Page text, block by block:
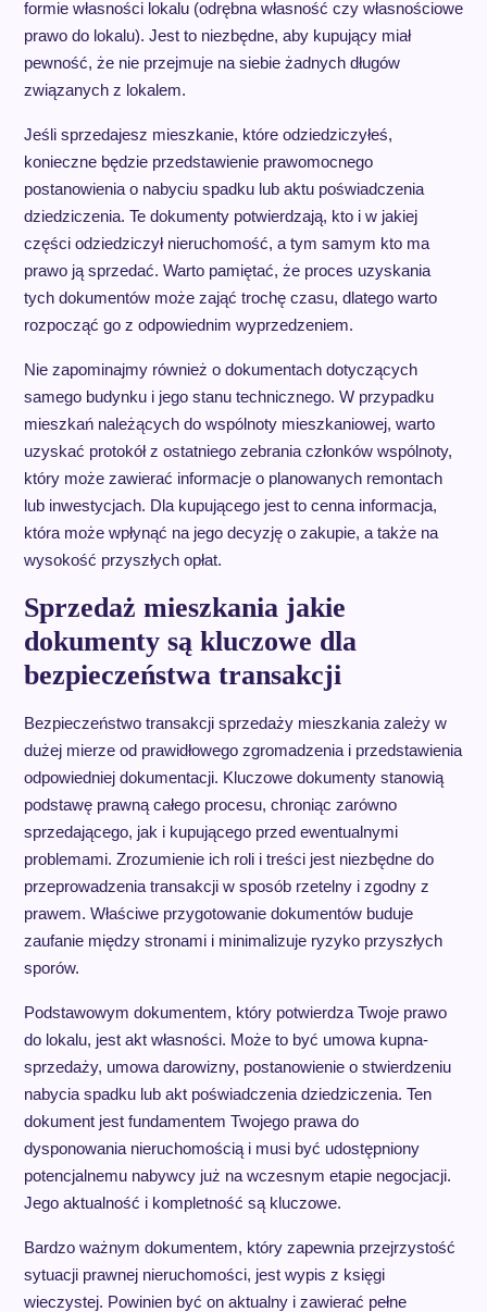
formie własności lokalu (odrębna własność czy własnościowe
prawo do lokalu). Jest to niezbędne, aby kupujący miał
pewność, że nie przejmuje na siebie żadnych długów
związanych z lokalem.
Jeśli sprzedajesz mieszkanie, które odziedziczyłeś,
konieczne będzie przedstawienie prawomocnego
postanowienia o nabyciu spadku lub aktu poświadczenia
dziedziczenia. Te dokumenty potwierdzają, kto i w jakiej
części odziedziczył nieruchomość, a tym samym kto ma
prawo ją sprzedać. Warto pamiętać, że proces uzyskania
tych dokumentów może zająć trochę czasu, dlatego warto
rozpocząć go z odpowiednim wyprzedzeniem.
Nie zapominajmy również o dokumentach dotyczących
samego budynku i jego stanu technicznego. W przypadku
mieszkań należących do wspólnoty mieszkaniowej, warto
uzyskać protokół z ostatniego zebrania członków wspólnoty,
który może zawierać informacje o planowanych remontach
lub inwestycjach. Dla kupującego jest to cenna informacja,
która może wpłynąć na jego decyzję o zakupie, a także na
wysokość przyszłych opłat.
Sprzedaż mieszkania jakie
dokumenty są kluczowe dla
bezpieczeństwa transakcji
Bezpieczeństwo transakcji sprzedaży mieszkania zależy w
dużej mierze od prawidłowego zgromadzenia i przedstawienia
odpowiedniej dokumentacji. Kluczowe dokumenty stanowią
podstawę prawną całego procesu, chroniąc zarówno
sprzedającego, jak i kupującego przed ewentualnymi
problemami. Zrozumienie ich roli i treści jest niezbędne do
przeprowadzenia transakcji w sposób rzetelny i zgodny z
prawem. Właściwe przygotowanie dokumentów buduje
zaufanie między stronami i minimalizuje ryzyko przyszłych
sporów.
Podstawowym dokumentem, który potwierdza Twoje prawo
do lokalu, jest akt własności. Może to być umowa kupna-
sprzedaży, umowa darowizny, postanowienie o stwierdzeniu
nabycia spadku lub akt poświadczenia dziedziczenia. Ten
dokument jest fundamentem Twojego prawa do
dysponowania nieruchomością i musi być udostępniony
potencjalnemu nabywcy już na wczesnym etapie negocjacji.
Jego aktualność i kompletność są kluczowe.
Bardzo ważnym dokumentem, który zapewnia przejrzystość
sytuacji prawnej nieruchomości, jest wypis z księgi
wieczystej. Powinien być on aktualny i zawierać pełne